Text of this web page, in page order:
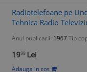
Radiotelefoane pe
Tehnica Radio
Anul publicarii: 1967Tip
1999 Lei
Adauga in cos